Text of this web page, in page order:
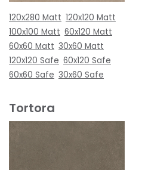
120x280 Matt 120x120 Matt
100x100 Matt 60x120 Matt
60x60 Matt 30x60 Matt
120x120 Safe 60x120 Safe
60x60 Safe 30x60 Safe
Tortora